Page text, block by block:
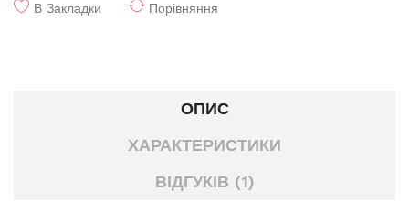
В Закладки Порівняння
ОПИС
ХАРАКТЕРИСТИКИ
ВІДГУКІВ (1)